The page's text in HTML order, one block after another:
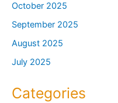
October 2025
September 2025
August 2025
July 2025
Categories